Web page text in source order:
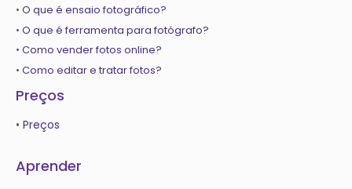
• O que é ensaio fotográfico?
• O que é ferramenta para fotógrafo?
• Como vender fotos online?
• Como editar e tratar fotos?
Preços
• Preços
Aprender